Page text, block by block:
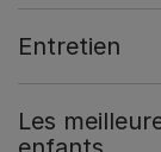
Entretien
Les